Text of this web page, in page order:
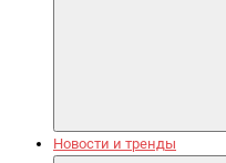
Новости и тренды